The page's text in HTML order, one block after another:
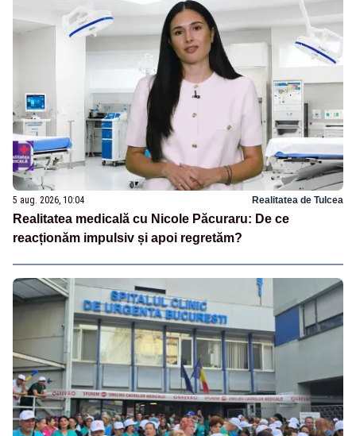
5 aug. 2026, 10:04 Realitatea de Tulcea
Realitatea medicală cu Nicole Păcuraru: De ce
reacționăm impulsiv și apoi regretăm?